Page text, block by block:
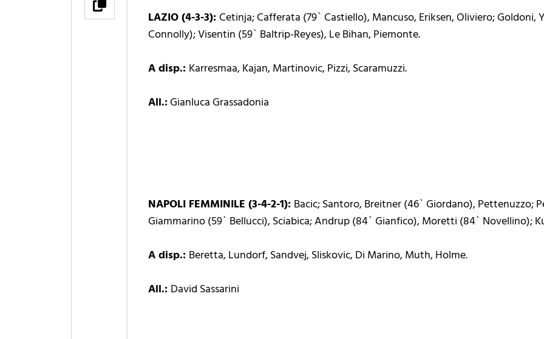
LAZIO (4-3-3):Cetinja; Cafferata (79` Castiello), Mancuso, Eriksen, Oliviero;
Connolly); Visentin (59` Baltrip-Reyes), Le Bihan, Piemonte.
A disp.: Karresmaa, Kajan, Martinovic, Pizzi, Scaramuzzi.
All.:Gianluca Grassadonia
NAPOLI FEMMINILE (3-4-2-1): Bacic; Santoro, Breitner (46` Giordano), Pettenuzzo;
Giammarino (59` Bellucci), Sciabica; Andrup (84` Gianfico), Moretti (84` Novellino);
A disp.: Beretta, Lundorf, Sandvej, Sliskovic, Di Marino, Muth, Holme.
All.: David Sassarini